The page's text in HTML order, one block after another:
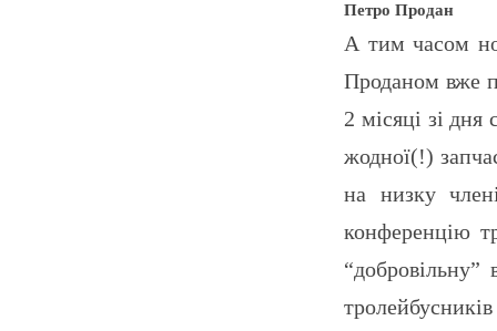
Петро Продан
А тим часом
Проданом вже
2 місяці зі
жодної(!)
на низку
конференцію